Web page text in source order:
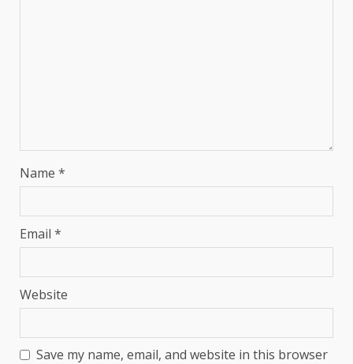
Name *
Email *
Website
Save my name, email, and website in this browser